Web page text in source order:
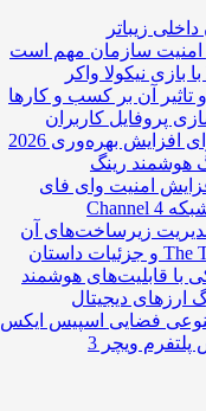
زیباتر
امنیت سازمان مهم است
آن بر کسب و کارها
پروفایل کاربران
بهره‌وری 2026
هوشمند رینگ
امنیت وای فای
زیرساخت‌های آن
با قابلیت‌های هوشمند
ارزهای دیجیتال
فضایی اسپیس ایکس
ویچر 3